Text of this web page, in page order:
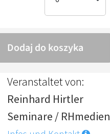
Veranstaltet von:
Reinhard Hirtler
Seminare / RHmedien